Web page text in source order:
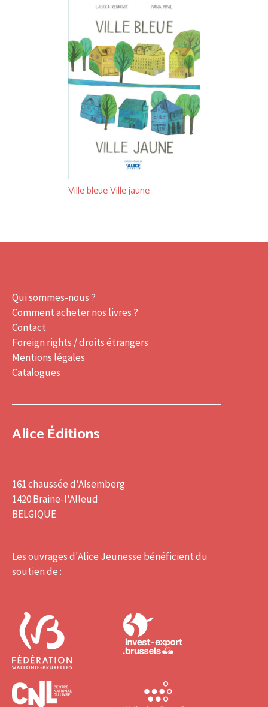
Ville bleue Ville jaune
Qui sommes-nous ?
Comment acheter nos livres ?
Contact
Foreign rights / droits étrangers
Mentions légales
Catalogues
Alice Éditions
161 chaussée d'Alsemberg
1420 Braine-l'Alleud
BELGIQUE
Les ouvrages d'Alice Jeunesse bénéficient du
soutien de :